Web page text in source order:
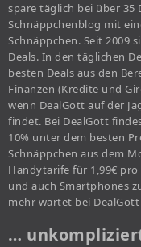
spare täglich bei über 35
Schnäppchenblog mit
Schnäppchen. Seit 2009
Deals. In den täglichen
besten Deals aus den
Finanzen (Kredite und
wenn DealGott auf der
findet. Bei DealGott
10% unter dem besten
Schnäppchen aus dem
Handytarife für 1,99€
und auch Smartphones
mehr wartet bei
…